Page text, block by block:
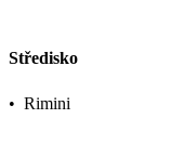
Středisko
• Rimini